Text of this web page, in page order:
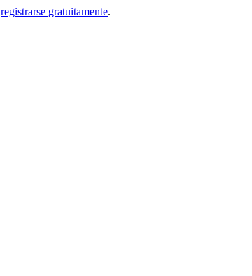
registrarse gratuitamente.